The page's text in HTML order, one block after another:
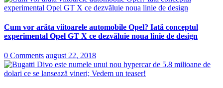
Cum vor arăta viitoarele automobile Opel? Iată conceptul
experimental Opel GT X ce dezvăluie noua linie de design
0 Comments august 22, 2018